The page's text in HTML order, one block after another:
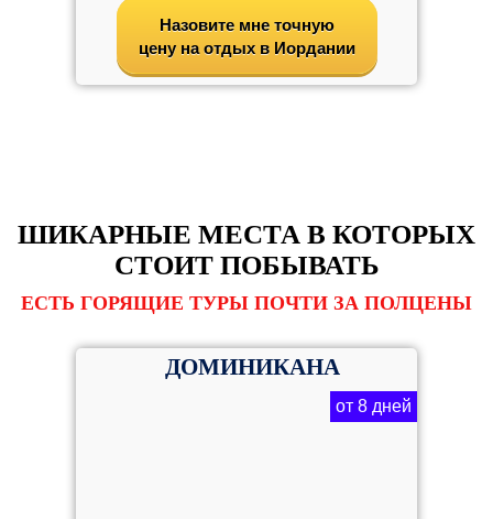
Назовите мне точную
цену на отдых в Иордании
ШИКАРНЫЕ МЕСТА В КОТОРЫХ
СТОИТ ПОБЫВАТЬ
ЕСТЬ ГОРЯЩИЕ ТУРЫ ПОЧТИ ЗА ПОЛЦЕНЫ
ДОМИНИКАНА
от 8 дней